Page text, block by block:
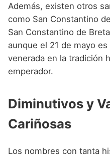
Además, existen otros
como San Constantino
San Constantino de
aunque el 21 de mayo
venerada en la tradición
emperador.
Diminutivos y
Cariñosas
Los nombres con tanta